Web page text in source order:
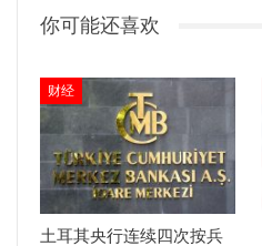
你可能还喜欢
财经
土耳其央行连续四次按兵